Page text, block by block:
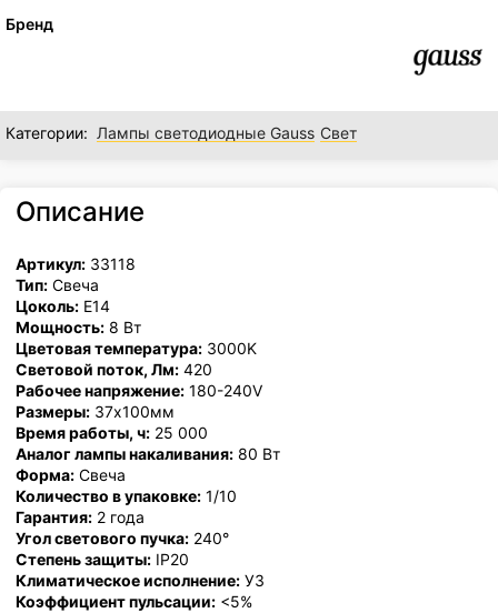
Бренд
Категории: Лампы светодиодные Gauss Свет
Описание
Артикул: 33118
Тип: Свеча
Цоколь: E14
Мощность: 8 Вт
Цветовая температура: 3000K
Световой поток, Лм: 420
Рабочее напряжение: 180-240V
Размеры: 37x100мм
Время работы, ч: 25 000
Аналог лампы накаливания: 80 Вт
Форма: Свеча
Количество в упаковке: 1/10
Гарантия: 2 года
Угол светового пучка: 240°
Степень защиты: IP20
Климатическое исполнение: У3
Коэффициент пульсации: <5%